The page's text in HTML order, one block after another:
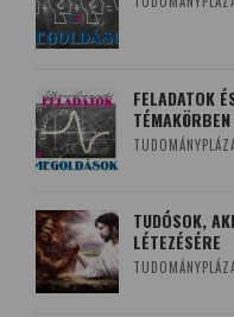
FELADATOK
TÉMAKÖRBEN
TUDÓSOK,
LÉTEZÉSÉRE